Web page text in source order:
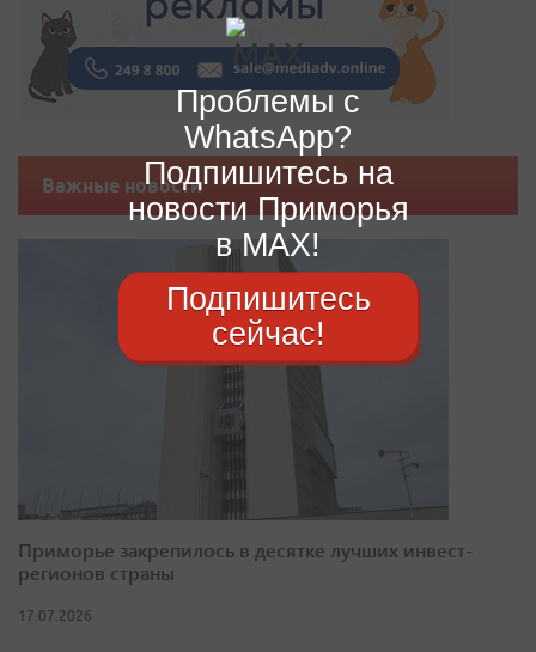
Важные новости
Приморье закрепилось в десятке лучших инвест-
регионов страны
17.07.2026
Проблемы с
WhatsApp?
Подпишитесь на
новости Приморья
в MAX!
Подпишитесь
сейчас!